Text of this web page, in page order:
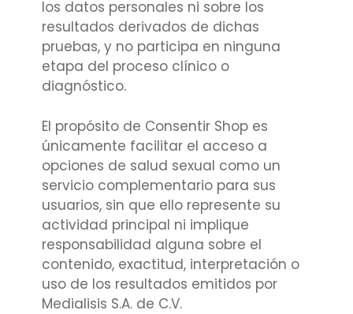
los datos personales ni sobre los
resultados derivados de dichas
pruebas, y no participa en ninguna
etapa del proceso clínico o
diagnóstico.
El propósito de Consentir Shop es
únicamente facilitar el acceso a
opciones de salud sexual como un
servicio complementario para sus
usuarios, sin que ello represente su
actividad principal ni implique
responsabilidad alguna sobre el
contenido, exactitud, interpretación o
uso de los resultados emitidos por
Medialisis S.A. de C.V.